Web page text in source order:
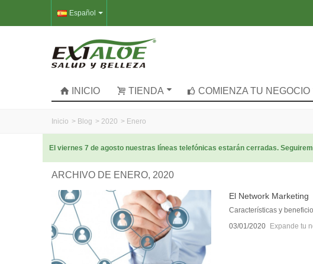
Español
INICIO TIENDA COMIENZA TU NEGOCIO
Inicio > Blog > 2020 > Enero
El viernes 7 de agosto nuestras líneas telefónicas estarán cerradas.
ARCHIVO DE ENERO, 2020
El Network Marketing
Características y
03/01/2020
Expande tu